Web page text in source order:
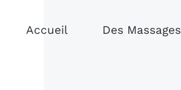
Accueil Des Massages